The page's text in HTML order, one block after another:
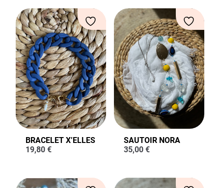
BRACELET X’ELLES
19,80 €
SAUTOIR NORA
35,00 €